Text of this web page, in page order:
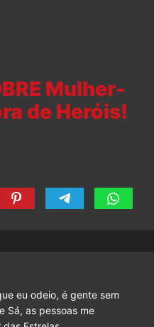
Mulher-
de Heróis!
eu odeio, é gente sem
Sá, as pessoas me